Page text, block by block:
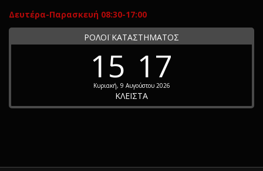
Δευτέρα-Παρασκευή 08:30-17:00
ΡΟΛΟΪ ΚΑΤΑΣΤΗΜΑΤΟΣ
15 17
Κυριακή, 9 Αυγούστου 2026
ΚΛΕΙΣΤΑ